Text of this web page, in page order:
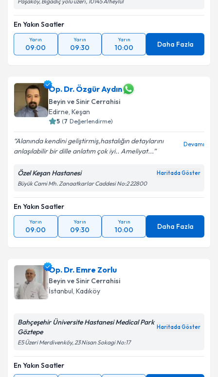
En Yakın Saatler
Yarın
09:00
Yarın
09:30
Yarın
10:00 Daha Fazla
Op. Dr. Özgür Aydın
Beyin ve Sinir Cerrahisi
Edirne, Keşan
5 (7 Değerlendirme)
Alanında kendini geliştirmiş,hastalığın detaylarını
anlaşılabilir bir dille anlatım çok iyi.. Ameliyat...
Devamı
Özel Keşan Hastanesi Haritada Göster
Büyük Cami Mh. Zanaatkarlar Caddesi No:2 22800
En Yakın Saatler
Yarın
09:00
Yarın
09:30
Yarın
10:00 Daha Fazla
Op. Dr. Emre Zorlu
Beyin ve Sinir Cerrahisi
İstanbul, Kadıköy
Bahçeşehir Üniversite Hastanesi Medical Park
Göztepe
Haritada Göster
E5 Üzeri Merdivenköy, 23 Nisan Sokagi No:17
En Yakın Saatler